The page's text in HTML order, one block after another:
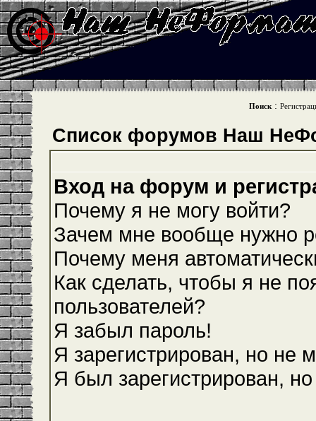
Поиск :
Список форумов Наш
Вход на форум и
Почему я не могу войти?
Зачем мне вообще нужно
Почему меня
Как сделать, чтобы я не
пользователей?
Я забыл пароль!
Я зарегистрирован, но не
Я был зарегистрирован,